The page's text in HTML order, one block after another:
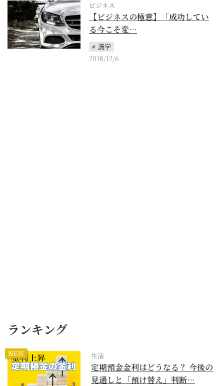
ビジネス
【ビジネスの極意】「成功してい
る今こそ変…
識学
2018/12/6
ランキング
NEW 生活
定期預金金利はどうなる？ 今後の
見通しと「預け替え」判断…